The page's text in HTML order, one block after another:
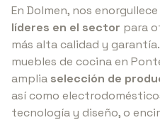
En Dolmen, nos
líderes en el sector para
más alta calidad y
muebles de cocina en
amplia selección de
así como
tecnología y diseño, o